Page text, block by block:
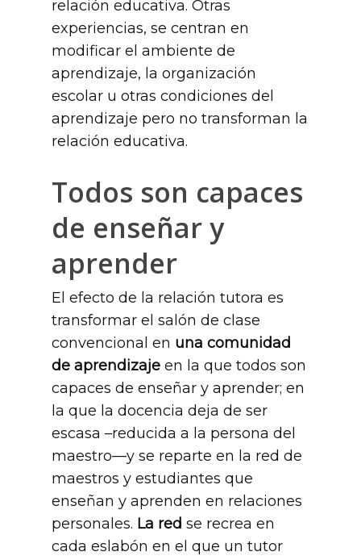
relación educativa. Otras
experiencias, se centran en
modificar el ambiente de
aprendizaje, la organización
escolar u otras condiciones del
aprendizaje pero no transforman la
relación educativa.
Todos son capaces
de enseñar y
aprender
El efecto de la relación tutora es
transformar el salón de clase
convencional en una comunidad
de aprendizaje en la que todos son
capaces de enseñar y aprender; en
la que la docencia deja de ser
escasa –reducida a la persona del
maestro—y se reparte en la red de
maestros y estudiantes que
enseñan y aprenden en relaciones
personales. La red se recrea en
cada eslabón en el que un tutor